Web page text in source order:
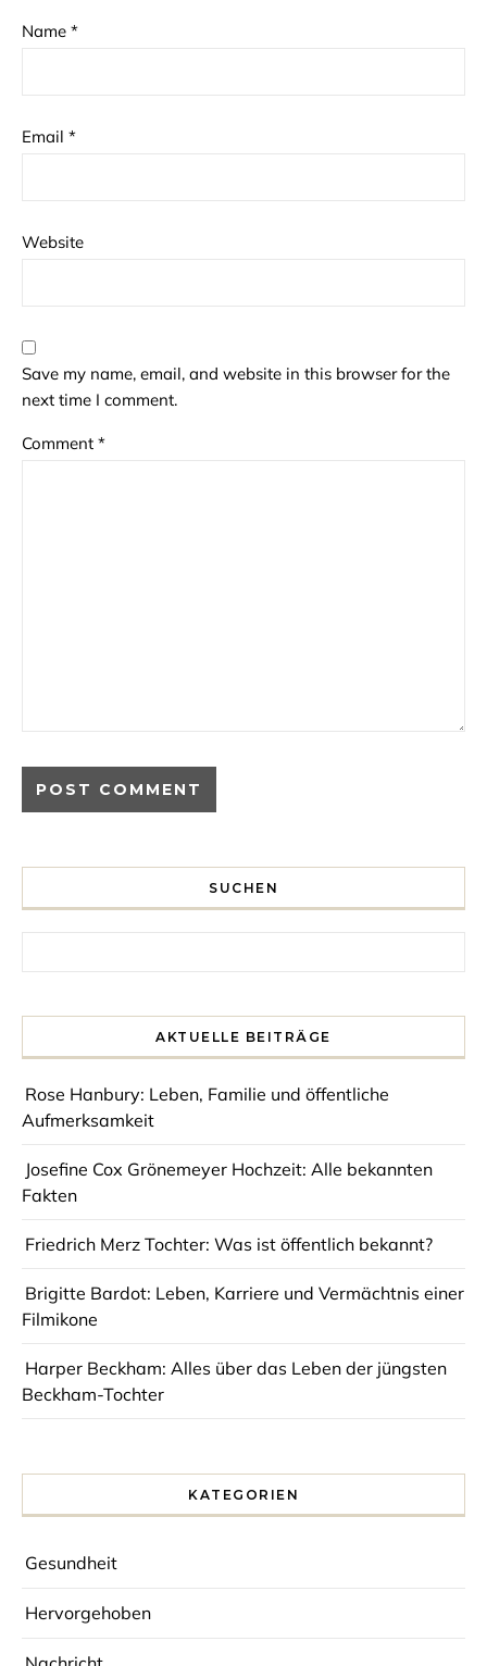
Name *
Email *
Website
Save my name, email, and website in this browser for the
next time I comment.
Comment *
SUCHEN
AKTUELLE BEITRÄGE
Rose Hanbury: Leben, Familie und öffentliche
Aufmerksamkeit
Josefine Cox Grönemeyer Hochzeit: Alle bekannten
Fakten
Friedrich Merz Tochter: Was ist öffentlich bekannt?
Brigitte Bardot: Leben, Karriere und Vermächtnis einer
Filmikone
Harper Beckham: Alles über das Leben der jüngsten
Beckham-Tochter
KATEGORIEN
Gesundheit
Hervorgehoben